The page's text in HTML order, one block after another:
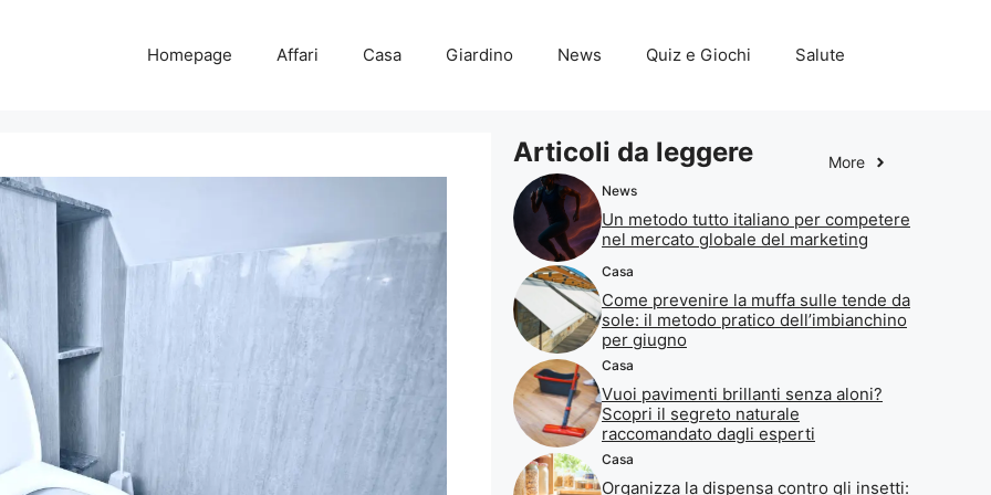
Homepage Affari Casa Giardino News Quiz e Giochi Salute
Articoli da leggere More
News
Un metodo tutto italiano per competere
nel mercato globale del marketing
Casa
Come prevenire la muffa sulle tende da
sole: il metodo pratico dell’imbianchino
per giugno
Casa
Vuoi pavimenti brillanti senza aloni?
Scopri il segreto naturale
raccomandato dagli esperti
Casa
Organizza la dispensa contro gli insetti: